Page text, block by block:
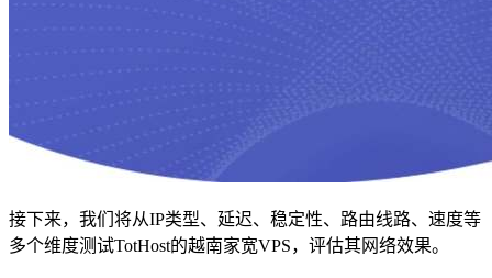
接下来，我们将从IP类型、延迟、稳定性、路由线路、速度等
多个维度测试TotHost的越南家宽VPS，评估其网络效果。